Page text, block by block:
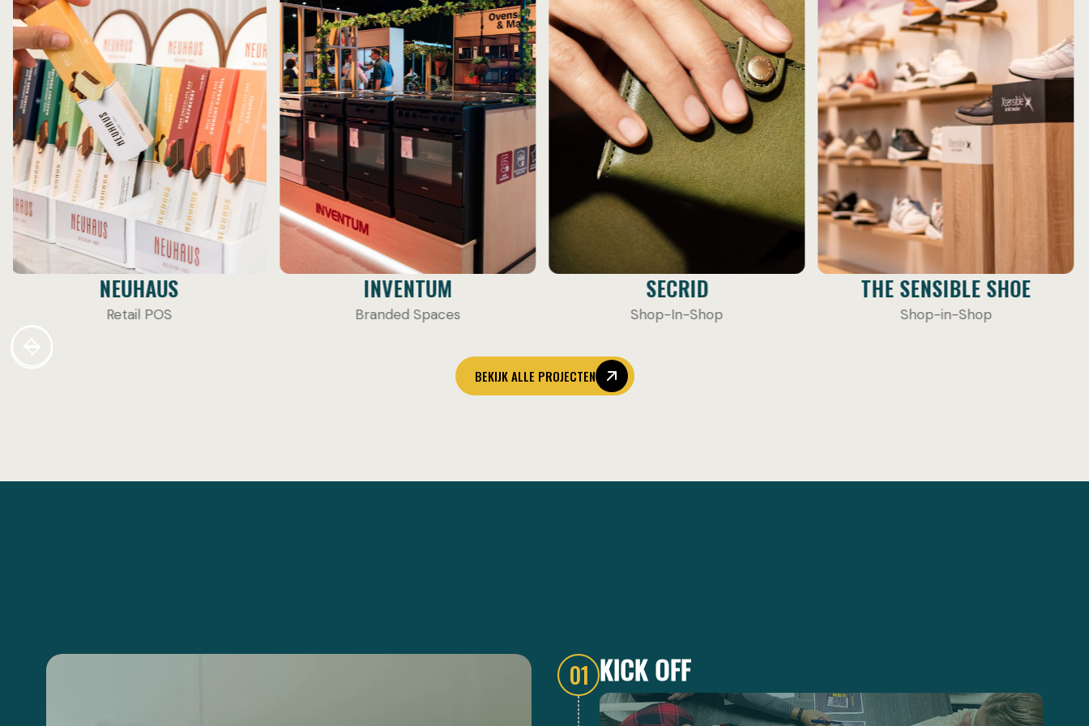
INVENTUM
Branded Spaces
SECRID
Shop-In-Shop
THE SENSIBLE SHOE
Shop-in-Shop
LALLIER
Retail POS
BEKIJK ALLE PROJECTEN
01 KICK OFF